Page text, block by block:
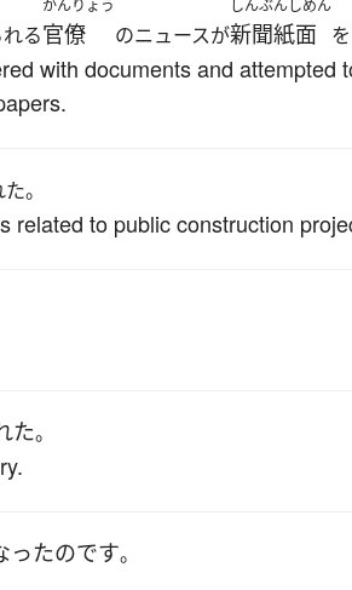
る
かんりょう
官僚 のニュースが
しんぶんしめん
新聞紙面
with documents and attempted
。
related to public construction
た。
ったのです。